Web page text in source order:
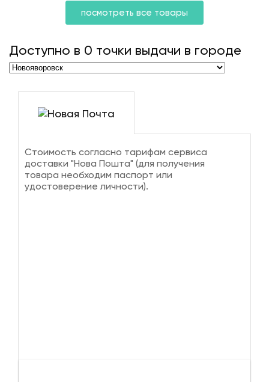
посмотреть все товары
Доступно в 0 точки выдачи в городе
Стоимость согласно тарифам сервиса
доставки "Нова Пошта" (для получения
товара необходим паспорт или
удостоверение личности).